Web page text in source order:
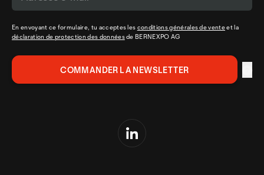
En envoyant ce formulaire, tu acceptes les conditions générales de venteet la
déclaration de protection des donnéesde BERNEXPO AG